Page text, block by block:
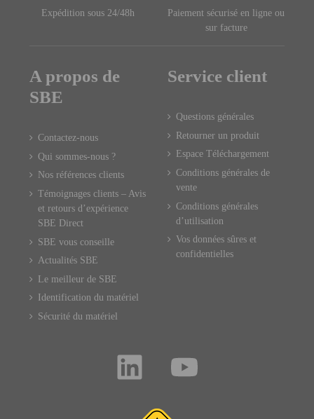
Expédition sous 24/48h
Paiement sécurisé en ligne ou
sur facture
A propos de
SBE
Contactez-nous
Qui sommes-nous ?
Nos références clients
Témoignages clients – Avis
et retours d’expérience
SBE Direct
SBE vous conseille
Actualités SBE
Le meilleur de SBE
Identification du matériel
Sécurité du matériel
Service client
Questions générales
Retourner un produit
Espace Téléchargement
Conditions générales de
vente
Conditions générales
d’utilisation
Vos données sûres et
confidentielles